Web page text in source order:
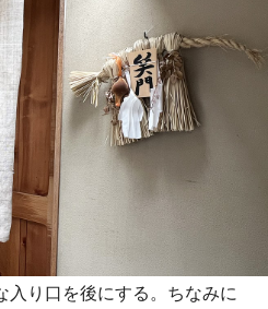
入り口を後にする。ちなみに